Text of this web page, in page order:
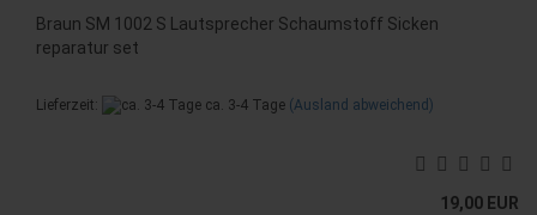
Braun SM 1002 S Lautsprecher Schaumstoff Sicken
reparatur set
Lieferzeit: ca. 3-4 Tage (Ausland abweichend)
19,00 EUR